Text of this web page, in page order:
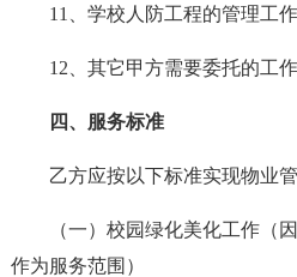
11、学校人防工程的管理工作
12、其它甲方需要委托的工作
四、服务标准
乙方应按以下标准实现物业管
（一）校园绿化美化工作（
作为服务范围）